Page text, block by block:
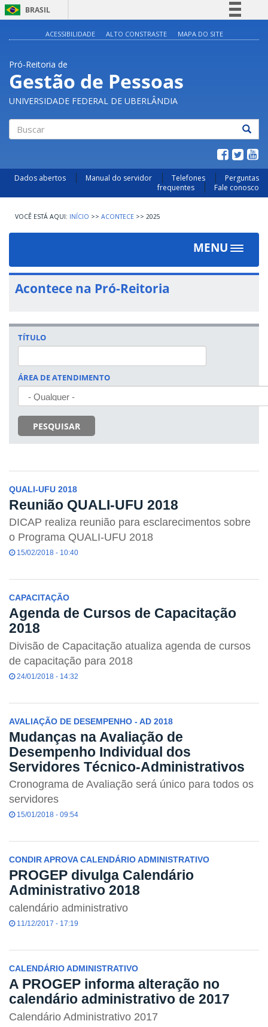
BRASIL
Acesso à informação
Legislação
Canais
ACESSIBILIDADE ALTO CONSTRASTE MAPA DO SITE
Pró-Reitoria de
Gestão de Pessoas
UNIVERSIDADE FEDERAL DE UBERLÂNDIA
Dados abertos Manual do servidor Telefones
Perguntas
frequentes
Fale conosco
INÍCIO >> ACONTECE >> 2025
MENU
Toggle
Acontece na Pró-Reitoria
TÍTULO
ÁREA DE ATENDIMENTO
PESQUISAR
QUALI-UFU 2018
Reunião QUALI-UFU 2018
DICAP realiza reunião para esclarecimentos sobre
o Programa QUALI-UFU 2018
15/02/2018 - 10:40
CAPACITAÇÃO
Agenda de Cursos de Capacitação
2018
Divisão de Capacitação atualiza agenda de cursos
de capacitação para 2018
24/01/2018 - 14:32
AVALIAÇÃO DE DESEMPENHO - AD 2018
Mudanças na Avaliação de
Desempenho Individual dos
Servidores Técnico-Administrativos
Cronograma de Avaliação será único para todos os
servidores
15/01/2018 - 09:54
CONDIR APROVA CALENDÁRIO ADMINISTRATIVO
PROGEP divulga Calendário
Administrativo 2018
calendário administrativo
11/12/2017 - 17:19
CALENDÁRIO ADMINISTRATIVO
A PROGEP informa alteração no
calendário administrativo de 2017
Calendário Administrativo 2017